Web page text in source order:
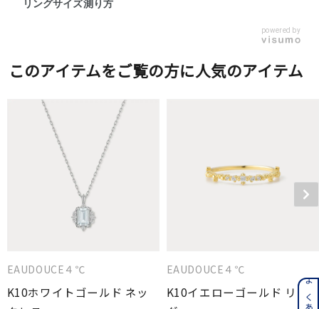
リングサイズ測り方
powered by
このアイテムをご覧の方に人気のアイテム
EAUDOUCE４℃
K10ホワイトゴールド ネッ
EAUDOUCE４℃
K10イエローゴールド リン